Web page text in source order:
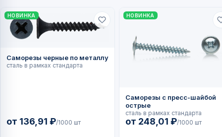
НОВИНКА
Саморезы черные по металлу
сталь в рамках стандарта
от 136,91 ₽/1000 шт
НОВИНКА
Саморезы с пресс-шайбой
острые
сталь в рамках стандарта
от 248,01 ₽/1000 шт